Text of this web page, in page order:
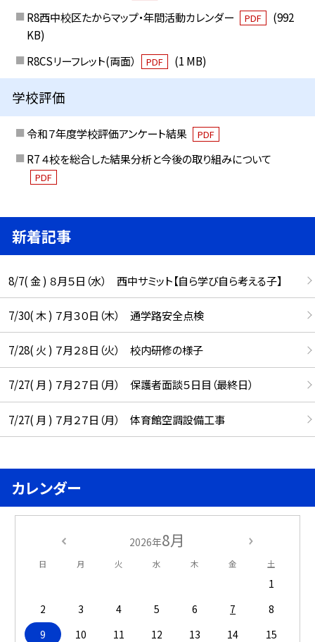
R8西中校区たからマップ・年間活動カレンダー
PDF
(992
KB)
R8CSリーフレット(両面）
PDF (1 MB)
学校評価
令和７年度学校評価アンケート結果 PDF
R7 ４校を総合した結果分析と今後の取り組みについて
PDF
新着記事
8/7( 金 ) ８月５日（水） 西中サミット【自ら学び自ら考える子】
7/30( 木 ) ７月３０日（木） 通学路安全点検
7/28( 火 ) ７月２８日（火） 校内研修の様子
7/27( 月 ) ７月２７日（月） 保護者面談５日目（最終日）
7/27( 月 ) ７月２７日（月） 体育館空調設備工事
カレンダー
2026年8月
日 月 火 水 木 金 土
1
2
3 4 5 6 7
8
9
10 11 12 13 14
15